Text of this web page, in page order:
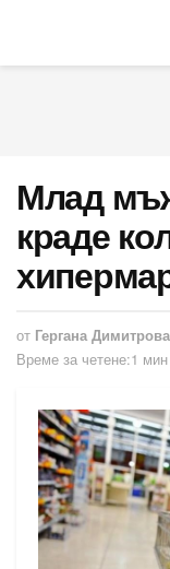
Млад
краде
от Гергана Димитрова
Време за четене:1